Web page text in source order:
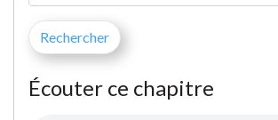
Écouter ce chapitre